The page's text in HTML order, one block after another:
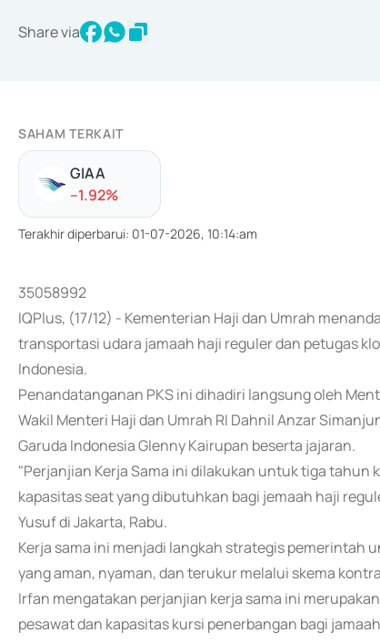
Share via
SAHAM TERKAIT
GIAA
--1.92%
Terakhir diperbarui: 01-07-2026, 10:14:am
35058992
IQPlus, (17/12) - Kementerian Haji dan Umrah
transportasi udara jamaah haji reguler dan petugas
Indonesia.
Penandatanganan PKS ini dihadiri langsung oleh
Wakil Menteri Haji dan Umrah RI Dahnil Anzar
Garuda Indonesia Glenny Kairupan beserta jajaran.
"Perjanjian Kerja Sama ini dilakukan untuk tiga tahun
kapasitas seat yang dibutuhkan bagi jemaah haji
Yusuf di Jakarta, Rabu.
Kerja sama ini menjadi langkah strategis
yang aman, nyaman, dan terukur melalui skema
Irfan mengatakan perjanjian kerja sama ini
pesawat dan kapasitas kursi penerbangan bagi